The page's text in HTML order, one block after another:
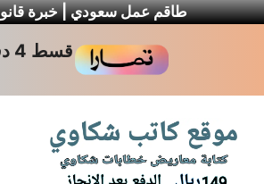
طاقم عمل سعودي | خبرة
قسط 4 دفعات بنفس السعر